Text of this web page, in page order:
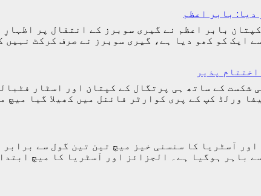
دیا: بابر اعظم
بابر اعظم نے گیری سوبرز کے انتقال پر
ایک کو کھو دیا ہے، گیری سوبرز نے صرف کرکٹ
پذیر
ورلڈ کپ 2026ء میں پرتگال کی شکست کے ساتھ ہی پرتگال کے
ورلڈ کپ کے پری کوارٹر فائنل میں کھیلا گیا
ہوگیا ہے۔ الجزائز اور آسٹریا کا میچ ابتدائی 60 منٹ